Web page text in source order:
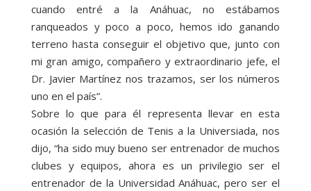
cuando entré a la Anáhuac, no estábamos
ranqueados y poco a poco, hemos ido ganando
terreno hasta conseguir el objetivo que, junto con
mi gran amigo, compañero y extraordinario jefe, el
Dr. Javier Martínez nos trazamos, ser los números
uno en el país”.
Sobre lo que para él representa llevar en esta
ocasión la selección de Tenis a la Universiada, nos
dijo, “ha sido muy bueno ser entrenador de muchos
clubes y equipos, ahora es un privilegio ser el
entrenador de la Universidad Anáhuac, pero ser el